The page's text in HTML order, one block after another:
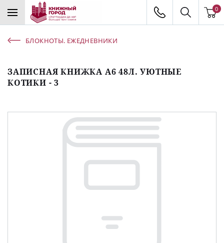
0
БЛОКНОТЫ. ЕЖЕДНЕВНИКИ
ЗАПИСНАЯ КНИЖКА А6 48Л. УЮТНЫЕ
КОТИКИ - 3